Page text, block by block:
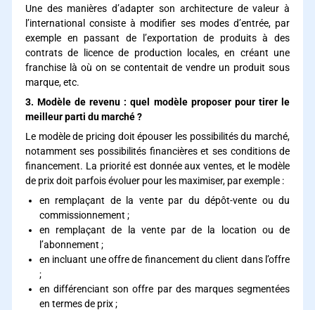
Une des manières d’adapter son architecture de valeur à
l’international consiste à modifier ses modes d’entrée, par
exemple en passant de l’exportation de produits à des
contrats de licence de production locales, en créant une
franchise là où on se contentait de vendre un produit sous
marque, etc.
3. Modèle de revenu : quel modèle proposer pour tirer le
meilleur parti du marché ?
Le modèle de pricing doit épouser les possibilités du marché,
notamment ses possibilités financières et ses conditions de
financement. La priorité est donnée aux ventes, et le modèle
de prix doit parfois évoluer pour les maximiser, par exemple :
en remplaçant de la vente par du dépôt-vente ou du
commissionnement ;
en remplaçant de la vente par de la location ou de
l’abonnement ;
en incluant une offre de financement du client dans l’offre
;
en différenciant son offre par des marques segmentées
en termes de prix ;